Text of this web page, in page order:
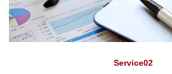
Service02